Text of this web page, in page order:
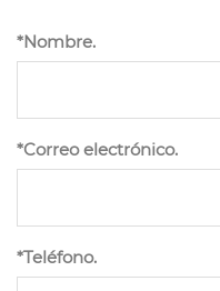
*Nombre.
*Correo electrónico.
*Teléfono.